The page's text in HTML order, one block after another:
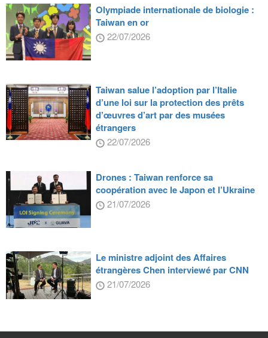
Olympiade internationale de biologie :
Taiwan en or
22/07/2026
Taiwan salue l’adoption par l’Italie
d’une loi sur la protection des prêts
d’œuvres d’art par des musées
étrangers
22/07/2026
Drones : Taiwan renforce sa
coopération avec le Japon et l’Ukraine
21/07/2026
Le ministre adjoint des Affaires
étrangères Chen interviewé par CNN
21/07/2026